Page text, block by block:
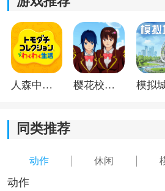
《校园生活模拟器2》游戏优势：
1.广阔的游戏地图和丰富的游戏场
2.高度还原高中生的生活。每个人
生的日常生活。
3.丰富而极其休闲的社交游戏玩法
人森中文版 樱花校园模拟器1.048.00中文版
同类推荐
动作 休闲
动作